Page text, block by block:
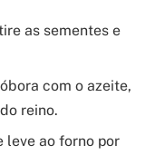
as sementes e
com o azeite,
reino.
leve ao forno por